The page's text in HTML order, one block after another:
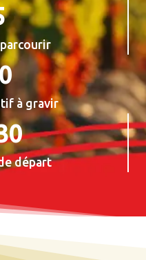
à gravir
départ